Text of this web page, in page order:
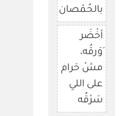
بالحُمْصان
أخْضَر
َوَرقُه،
مشْ حَرام
على اللي
سَرْقُه